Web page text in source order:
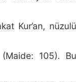
Kur’an, nüzulü
105). Bu